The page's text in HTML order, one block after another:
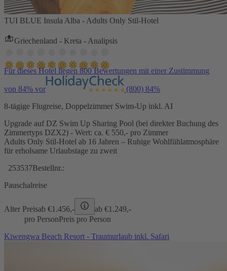
TUI BLUE Insula Alba - Adults Only Stil-Hotel
Griechenland - Kreta - Analipsis
Für dieses Hotel liegen 800 Bewertungen mit einer Zustimmung
von 84% vor (800) 84%
8-tägige Flugreise, Doppelzimmer Swim-Up inkl. AI
Upgrade auf DZ Swim Up Sharing Pool (bei direkter Buchung des
Zimmertyps DZX2) - Wert: ca. € 550,- pro Zimmer
Adults Only Stil-Hotel ab 16 Jahren – Ruhige Wohlfühlatmosphäre
für erholsame Urlaubstage zu zweit
253537Bestellnr.:
Pauschalreise
Alter Preisab €1.456,- ab €1.249,-
pro PersonPreis pro Person
Kiwengwa Beach Resort - Traumurlaub inkl. Safari